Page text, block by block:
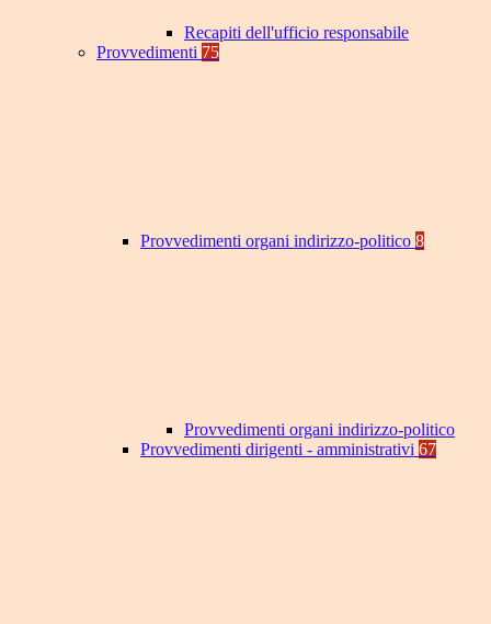
Recapiti dell'ufficio responsabile
Provvedimenti 75
Provvedimenti organi indirizzo-politico 8
Provvedimenti organi indirizzo-politico
Provvedimenti dirigenti - amministrativi 67